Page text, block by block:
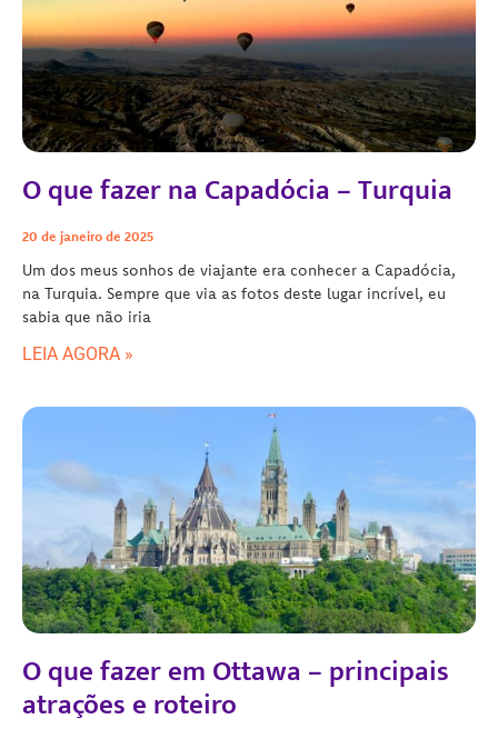
O que fazer na Capadócia – Turquia
20 de janeiro de 2025
Um dos meus sonhos de viajante era conhecer a Capadócia,
na Turquia. Sempre que via as fotos deste lugar incrível, eu
sabia que não iria
LEIA AGORA »
O que fazer em Ottawa – principais
atrações e roteiro